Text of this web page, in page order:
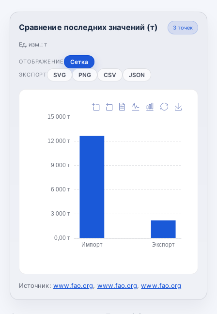
Сравнение последних значений (т)
Ед. изм.: т
3точек
ОТОБРАЖЕНИЕ Сетка
ЭКСПОРТ SVG PNG CSV JSON
0,00 т
3 000 т
6 000 т
9 000 т
12 000 т
15 000 т
Импорт Экспорт
Источник: www.fao.org, www.fao.org,www.fao.org